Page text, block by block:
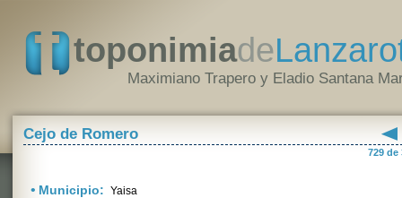
toponimiade
Maximiano Trapero y Eladio Santana
Cejo de Romero
729 de
• Municipio: Yaisa